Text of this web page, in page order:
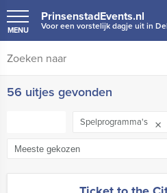
PrinsenstadEvents.nl
Voor een vorstelijk dagje uit in
MENU
56 uitjes gevonden
Spelprogramma's